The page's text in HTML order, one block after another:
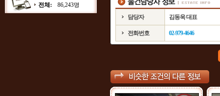
전체:
86,243명
담당자 김동욱 대표
전화번호 02-979-4646